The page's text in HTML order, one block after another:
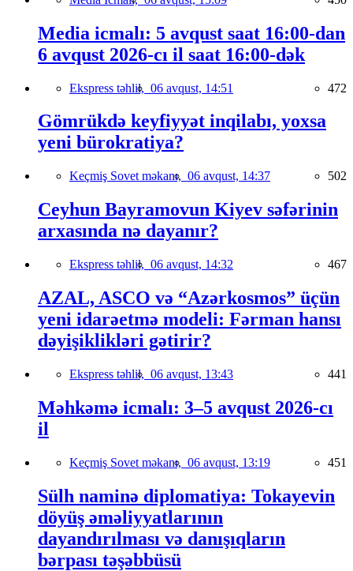
Media icmalı: 5 avqust saat 16:00-dan
6 avqust 2026-cı il saat 16:00-dək
Ekspress təhlil, 06 avqust, 14:51 472
Gömrükdə keyfiyyət inqilabı, yoxsa
yeni bürokratiya?
Keçmiş Sovet məkanı, 06 avqust, 14:37 502
Ceyhun Bayramovun Kiyev səfərinin
arxasında nə dayanır?
Ekspress təhlil, 06 avqust, 14:32 467
AZAL, ASCO və “Azərkosmos” üçün
yeni idarəetmə modeli: Fərman hansı
dəyişiklikləri gətirir?
Ekspress təhlil, 06 avqust, 13:43 441
Məhkəmə icmalı: 3–5 avqust 2026-cı
il
Keçmiş Sovet məkanı, 06 avqust, 13:19 451
Sülh naminə diplomatiya: Tokayevin
döyüş əməliyyatlarının
dayandırılması və danışıqların
bərpası təşəbbüsü